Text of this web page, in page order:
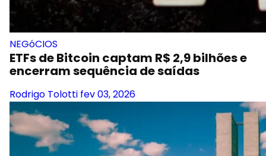
NEGóCIOS
ETFs de Bitcoin captam R$ 2,9 bilhões e
encerram sequência de saídas
Rodrigo Tolotti fev 03, 2026